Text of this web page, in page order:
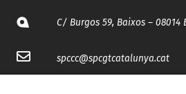
C/ Burgos 59, Baixos – 08014
spccc@spcgtcatalunya.cat